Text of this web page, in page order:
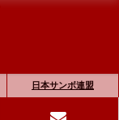
日本サンボ連盟